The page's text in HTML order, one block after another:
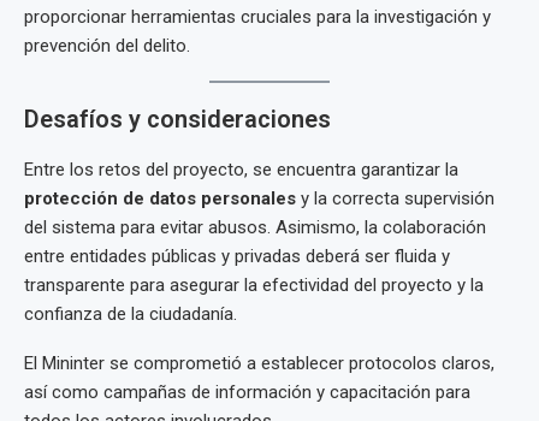
proporcionar herramientas cruciales para la investigación y
prevención del delito.
Desafíos y consideraciones
Entre los retos del proyecto, se encuentra garantizar la
protección de datos personales y la correcta supervisión
del sistema para evitar abusos. Asimismo, la colaboración
entre entidades públicas y privadas deberá ser fluida y
transparente para asegurar la efectividad del proyecto y la
confianza de la ciudadanía.
El Mininter se comprometió a establecer protocolos claros,
así como campañas de información y capacitación para